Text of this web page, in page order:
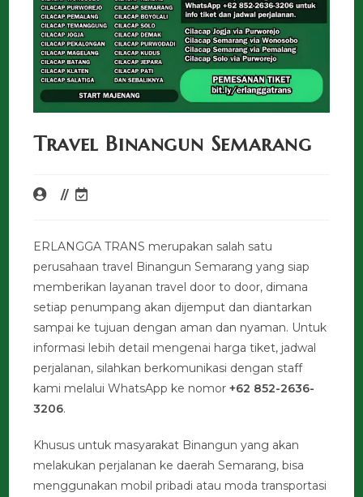
Travel Binangun Semarang
ERLANGGA TRANS merupakan salah satu
perusahaan travel Binangun Semarang yang siap
memberikan layanan travel door to door, dimana
setiap penumpang akan dijemput dan diantarkan
sampai ke tujuan dengan aman dan nyaman. Untuk
informasi lebih detail mengenai harga tiket, jadwal
perjalanan, silahkan berkomunikasi dengan staff
kami melalui WhatsApp ke nomor+62 852-2636-
3206.
Khusus untuk masyarakat Binangun yang akan
melakukan perjalanan ke daerah Semarang, bisa
menggunakan mobil pribadi atau moda transportasi